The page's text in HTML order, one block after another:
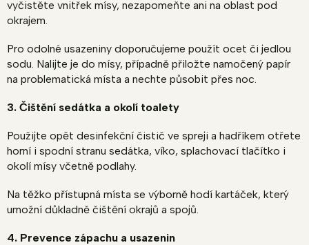
vyčistěte vnitřek mísy, nezapomeňte ani na oblast pod
okrajem.
Pro odolné usazeniny doporučujeme použít ocet či jedlou
sodu. Nalijte je do mísy, případně přiložte namočený papír
na problematická místa a nechte působit přes noc.
3. Čištění sedátka a okolí toalety
Použijte opět desinfekční čistič ve spreji a hadříkem otřete
horní i spodní stranu sedátka, víko, splachovací tlačítko i
okolí mísy včetně podlahy.
Na těžko přístupná místa se výborně hodí kartáček, který
umožní důkladně čištění okrajů a spojů.
4. Prevence zápachu a usazenin